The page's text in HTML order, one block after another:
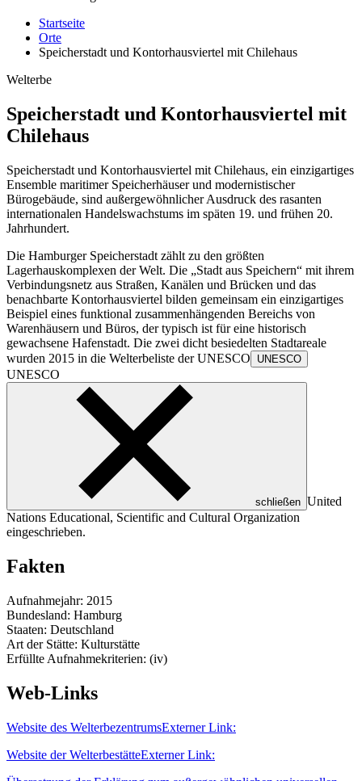
Startseite
Orte
Speicherstadt und Kontorhausviertel mit Chilehaus
Welterbe
Speicherstadt und Kontorhausviertel mit
Chilehaus
Speicherstadt und Kontorhausviertel mit Chilehaus, ein einzigartiges
Ensemble maritimer Speicherhäuser und modernistischer
Bürogebäude, sind außergewöhnlicher Ausdruck des rasanten
internationalen Handelswachstums im späten 19. und frühen 20.
Jahrhundert.
Die Hamburger Speicherstadt zählt zu den größten
Lagerhauskomplexen der Welt. Die „Stadt aus Speichern“ mit ihrem
Verbindungsnetz aus Straßen, Kanälen und Brücken und das
benachbarte Kontorhausviertel bilden gemeinsam ein einzigartiges
Beispiel eines funktional zusammenhängenden Bereichs von
Warenhäusern und Büros, der typisch ist für eine historisch
gewachsene Hafenstadt. Die zwei dicht besiedelten Stadtareale
wurden 2015 in die Welterbeliste derUNESCO UNESCO
UNESCO
schließen United
Nations Educational, Scientific and Cultural Organization
eingeschrieben.
Fakten
Aufnahmejahr: 2015
Bundesland: Hamburg
Staaten: Deutschland
Art der Stätte: Kulturstätte
Erfüllte Aufnahmekriterien: (iv)
Web-Links
Website des WelterbezentrumsExterner Link:
Website der WelterbestätteExterner Link: